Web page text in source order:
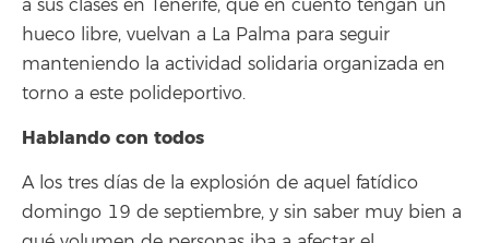
a sus clases en Tenerife, que en cuento tengan un
hueco libre, vuelvan a La Palma para seguir
manteniendo la actividad solidaria organizada en
torno a este polideportivo.
Hablando con todos
A los tres días de la explosión de aquel fatídico
domingo 19 de septiembre, y sin saber muy bien a